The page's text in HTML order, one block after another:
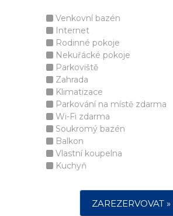
Venkovní bazén
Internet
Rodinné pokoje
Nekuřácké pokoje
Parkoviště
Zahrada
Klimatizace
Parkování na místě zdarma
Wi-Fi zdarma
Soukromý bazén
Balkon
Vlastní koupelna
Kuchyň
ZAREZERVOVAT »